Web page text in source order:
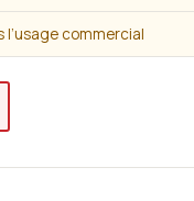
commercial